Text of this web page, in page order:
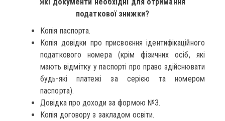
податкової знижки?
Копія паспорта.
Копія довідки про присвоєння ідентифікаційного
податкового номера (крім фізичних осіб, які
мають відмітку у паспорті про право здійснювати
будь-які платежі за серією та номером
паспорта).
Довідка про доходи за формою №3.
Копія договору з закладом освіти.